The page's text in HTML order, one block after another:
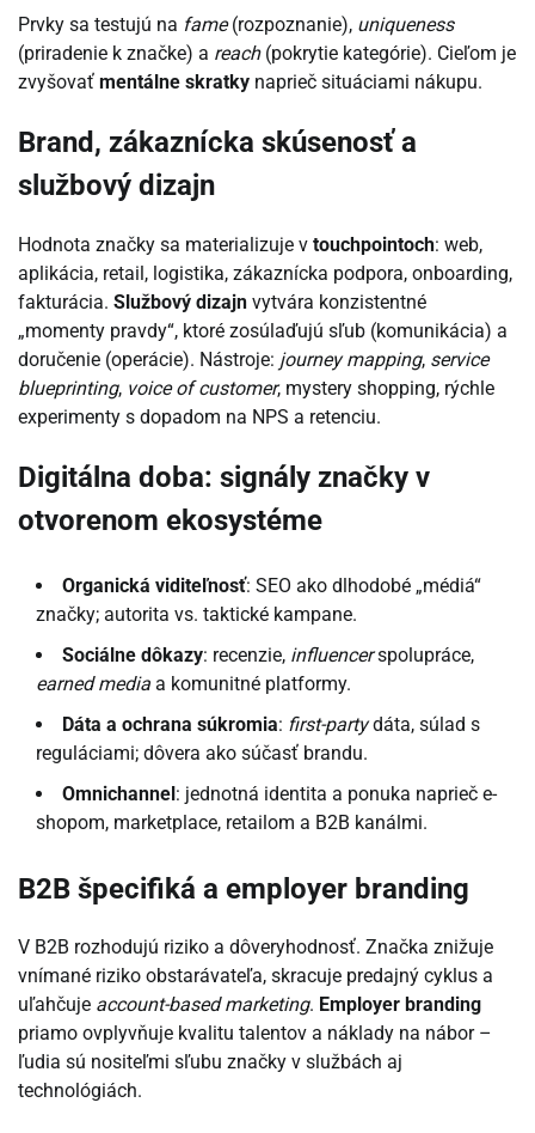
Prvky sa testujú na fame(rozpoznanie), uniqueness
(priradenie k značke) a reach(pokrytie kategórie). Cieľom je
zvyšovať mentálne skratky naprieč situáciami nákupu.
Brand, zákaznícka skúsenosť a
službový dizajn
Hodnota značky sa materializuje v touchpointoch: web,
aplikácia, retail, logistika, zákaznícka podpora, onboarding,
fakturácia. Službový dizajn vytvára konzistentné
„momenty pravdy“, ktoré zosúlaďujú sľub (komunikácia) a
doručenie (operácie). Nástroje: journey mapping, service
blueprinting, voice of customer, mystery shopping, rýchle
experimenty s dopadom na NPS a retenciu.
Digitálna doba: signály značky v
otvorenom ekosystéme
Organická viditeľnosť: SEO ako dlhodobé „médiá“
značky; autorita vs. taktické kampane.
Sociálne dôkazy: recenzie, influencerspolupráce,
earned media a komunitné platformy.
Dáta a ochrana súkromia: first-partydáta, súlad s
reguláciami; dôvera ako súčasť brandu.
Omnichannel: jednotná identita a ponuka naprieč e-
shopom, marketplace, retailom a B2B kanálmi.
B2B špecifiká a employer branding
V B2B rozhodujú riziko a dôveryhodnosť. Značka znižuje
vnímané riziko obstarávateľa, skracuje predajný cyklus a
uľahčuje account-based marketing. Employer branding
priamo ovplyvňuje kvalitu talentov a náklady na nábor –
ľudia sú nositeľmi sľubu značky v službách aj
technológiách.